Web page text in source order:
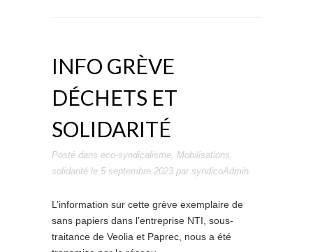
INFO GRÈVE
DÉCHETS ET
SOLIDARITÉ
Posté dans eco-syndicalisme, Mobilisations,
solidarité le 5 septembre 2023 par syndicoAdmin.
L’information sur cette grève exemplaire de
sans papiers dans l’entreprise NTI, sous-
traitance de Veolia et Paprec, nous a été